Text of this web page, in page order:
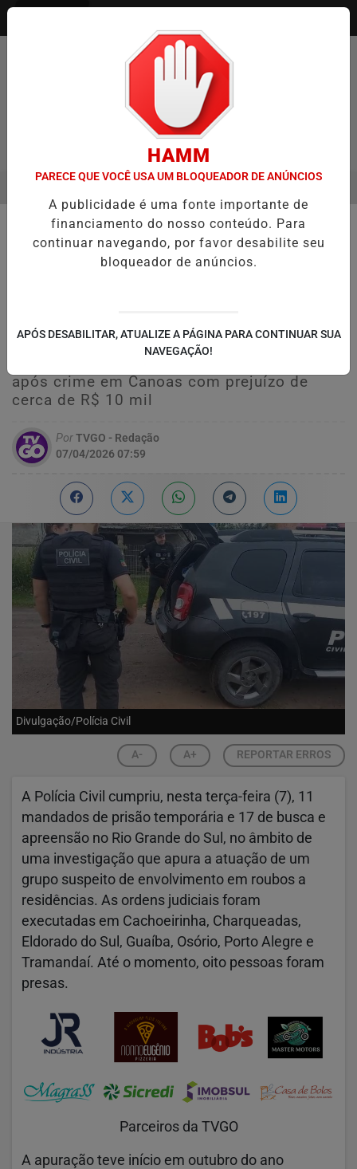
EM ALTA
🚔 SEGURANÇA E JUSTIÇA
Operação cumpre 11 mandados
contra grupo investigado por
Ação ocorre em sete cidades e tem oito
presos até o momento; investigação iniciou
após crime em Canoas com prejuízo de
cerca de R$ 10 mil
PorTVGO - Redação
07/04/2026 07:59
Divulgação/Polícia Civil
A- A+ REPORTAR ERROS
A Polícia Civil cumpriu, nesta terça-feira (7), 11
mandados de prisão temporária e 17 de busca e
apreensão no Rio Grande do Sul, no âmbito de
uma investigação que apura a atuação de um
grupo suspeito de envolvimento em roubos a
residências. As ordens judiciais foram
executadas em Cachoeirinha, Charqueadas,
Eldorado do Sul, Guaíba, Osório, Porto Alegre e
Tramandaí. Até o momento, oito pessoas foram
presas.
Parceiros da TVGO
A apuração teve início em outubro do ano
HAMM
PARECE QUE VOCÊ USA UM BLOQUEADOR DE ANÚNCIOS
A publicidade é uma fonte importante de
financiamento do nosso conteúdo. Para
continuar navegando, por favor desabilite seu
bloqueador de anúncios.
APÓS DESABILITAR, ATUALIZE A PÁGINA PARA CONTINUAR SUA
NAVEGAÇÃO!